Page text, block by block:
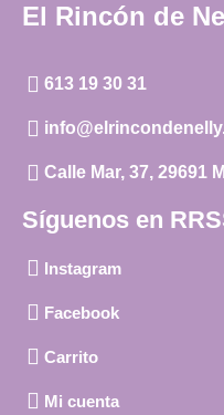
El Rincón de
613 19 30 31
Calle Mar, 37, 29691
Síguenos en
Instagram
Facebook
Carrito
Mi cuenta